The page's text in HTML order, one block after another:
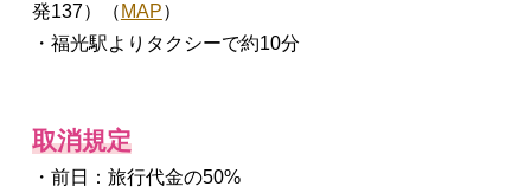
発137）（ MAP）
・福光駅よりタクシーで約10分
取消規定
・前日：旅行代金の50%